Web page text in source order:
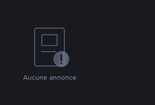
Aucune annonce